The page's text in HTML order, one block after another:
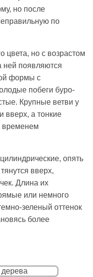
но после
по
цвета, но с возрастом
ней появляются
формы с
побеги буро-
Крупные ветви у
вверх, а тонкие
временем
опять
вверх,
Длина их
или немного
зеленый оттенок
более